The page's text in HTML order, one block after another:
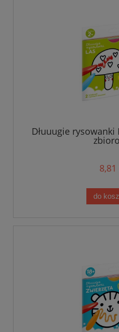
Dłuuugie
8,81
do